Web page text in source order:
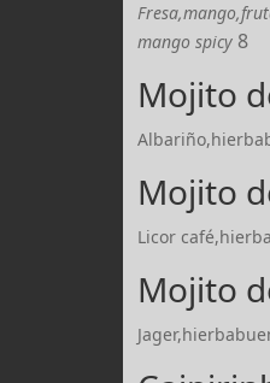
mango spicy 8
Mojito
Mojito
Licor
Mojito